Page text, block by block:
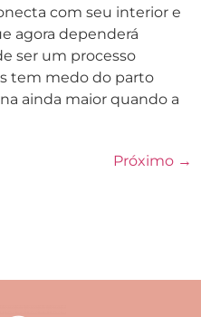
com seu interior e
agora dependerá
ser um processo
tem medo do parto
ainda maior quando a
Próximo →